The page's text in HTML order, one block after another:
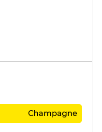
Champagne